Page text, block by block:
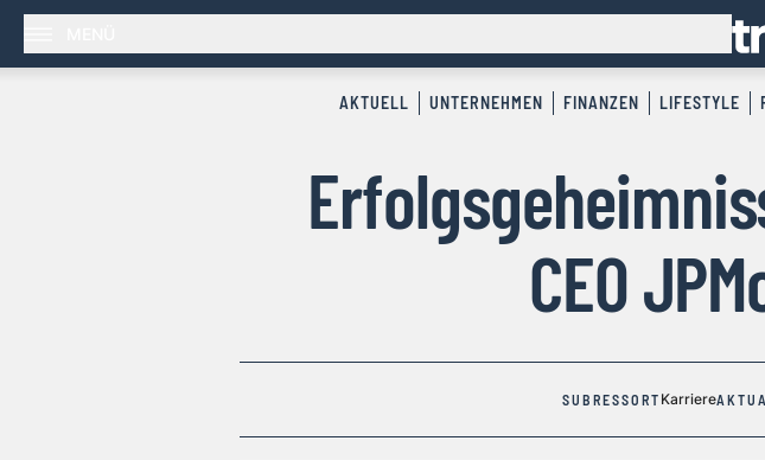
AKTUELL UNTERNEHMEN FINANZEN LIFESTYLE
CEO
SUBRESSORT Karriere